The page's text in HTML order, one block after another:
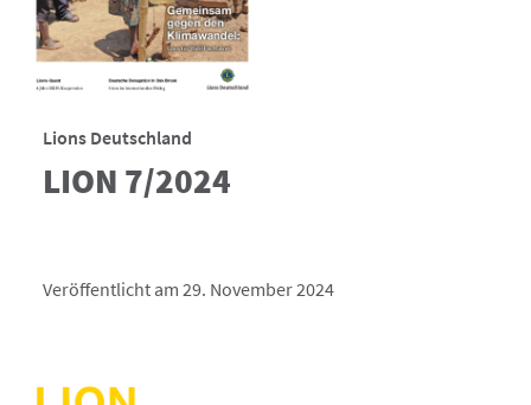
Lions Deutschland
LION 7/2024
Veröffentlicht am 29. November 2024